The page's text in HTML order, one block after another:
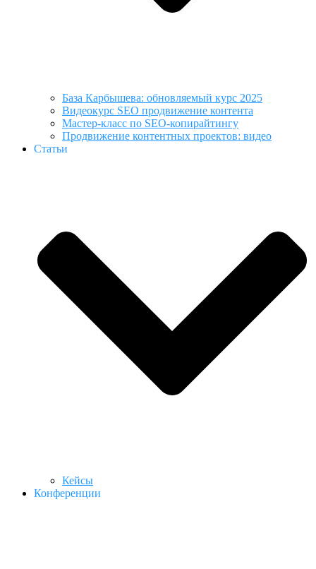
База Карбышева: обновляемый курс 2025
Видеокурс SEO продвижение контента
Мастер-класс по SEO-копирайтингу
Продвижение контентных проектов: видео
Статьи
Кейсы
Конференции